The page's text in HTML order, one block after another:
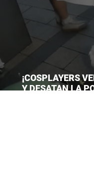
¡COSPLAYERS
Y DESATAN LA